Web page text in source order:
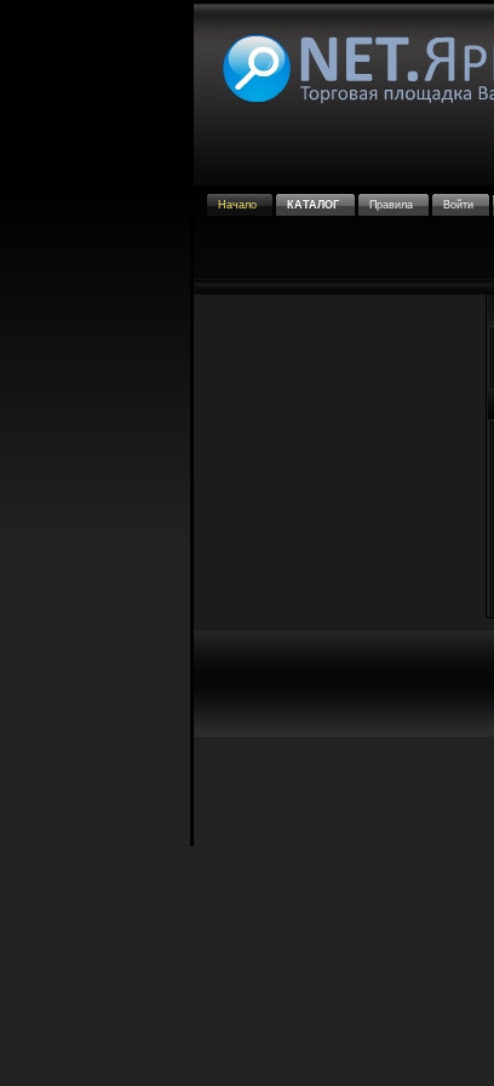
Начало КАТАЛОГ Правила Войти